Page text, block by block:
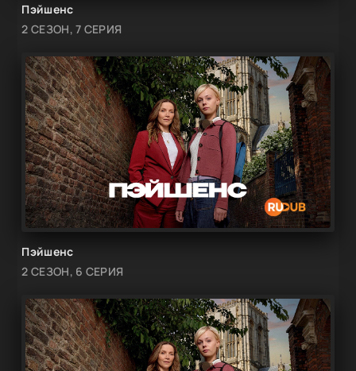
Пэйшенс
2 СЕЗОН, 7 СЕРИЯ
Пэйшенс
2 СЕЗОН, 6 СЕРИЯ